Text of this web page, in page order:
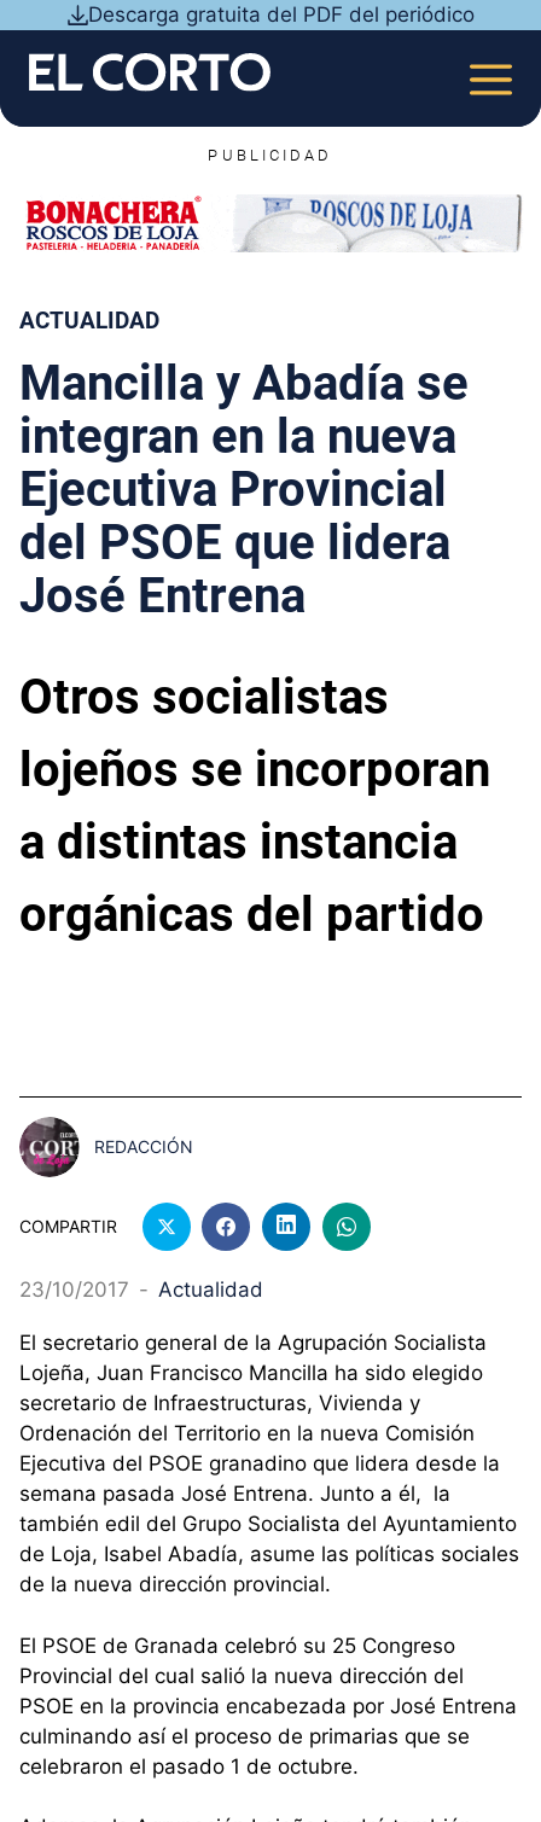
contenido
Descarga gratuita del PDF del periódico
PUBLICIDAD
ACTUALIDAD
Mancilla y Abadía se
integran en la nueva
Ejecutiva Provincial
del PSOE que lidera
José Entrena
Otros socialistas
lojeños se incorporan
a distintas instancia
orgánicas del partido
REDACCIÓN
COMPARTIR
23/10/2017 - Actualidad
El secretario general de la Agrupación Socialista
Lojeña, Juan Francisco Mancilla ha sido elegido
secretario de Infraestructuras, Vivienda y
Ordenación del Territorio en la nueva Comisión
Ejecutiva del PSOE granadino que lidera desde la
semana pasada José Entrena. Junto a él, la
también edil del Grupo Socialista del Ayuntamiento
de Loja, Isabel Abadía, asume las políticas sociales
de la nueva dirección provincial.
El PSOE de Granada celebró su 25 Congreso
Provincial del cual salió la nueva dirección del
PSOE en la provincia encabezada por José Entrena
culminando así el proceso de primarias que se
celebraron el pasado 1 de octubre.